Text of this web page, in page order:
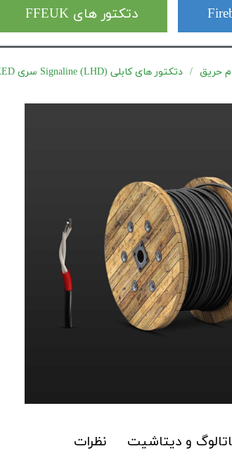
دتکتور های FFEUK
حریق دتکتور های کابلی Signaline (LHD) سری FT-FIXED
و دیتاشیت نظرات